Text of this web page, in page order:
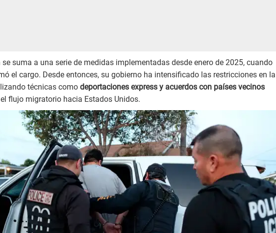
se suma a una serie de medidas implementadas desde enero de 2025, cuando
el cargo. Desde entonces, su gobierno ha intensificado las restricciones en la
técnicas como deportaciones express y acuerdos con países vecinos
flujo migratorio hacia Estados Unidos.